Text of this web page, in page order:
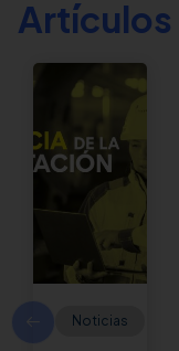
Artículos
Noticias